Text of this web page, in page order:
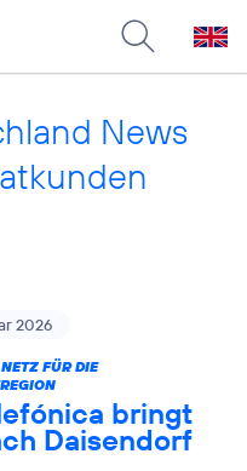
News
2026
FÜR DIE
bringt
Daisendorf